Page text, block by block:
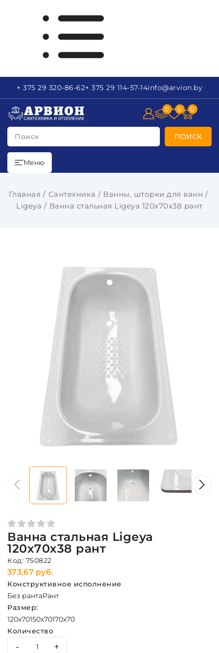
+ 375 29 320-86-62+ 375 29 114-57-14info@arvion.by
Поиск ПОИСК
0 0 0
Меню
Главная Сантехника
Ванны, шторки для ванн
Ligeya
Ванна стальная Ligeya 120х70х38 рант
Ванна стальная Ligeya
120х70х38 рант
Код: 750822
373,67 руб.
Конструктивное исполнение
Без рантаРант
Размер:
120х70150х70170х70
Количество
- +